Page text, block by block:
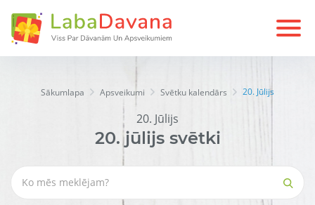
Sākumlapa Apsveikumi Svētku kalendārs 20. Jūlijs
20. Jūlijs
20.jūlijssvētki